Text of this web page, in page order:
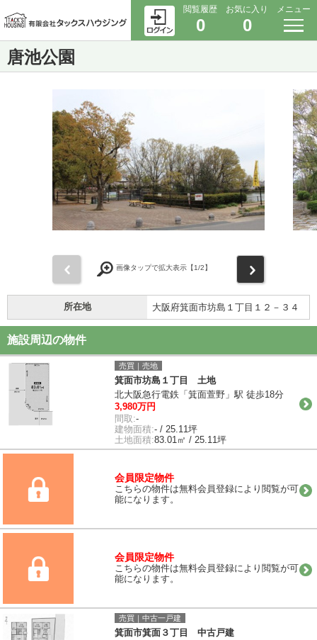
閲覧履歴
0
お気に入り
0
メニュー
唐池公園
画像タップで拡大表示【1/2】
所在地 大阪府箕面市坊島１丁目１２－３４
施設周辺の物件
売買｜売地
箕面市坊島１丁目 土地
北大阪急行電鉄「箕面萱野」駅 徒歩18分
3,980万円
間取:-
建物面積:- / 25.11坪
土地面積:83.01㎡ / 25.11坪
会員限定物件
こちらの物件は無料会員登録により閲覧が可
能になります。
会員限定物件
こちらの物件は無料会員登録により閲覧が可
能になります。
売買｜中古一戸建
箕面市箕面３丁目 中古戸建